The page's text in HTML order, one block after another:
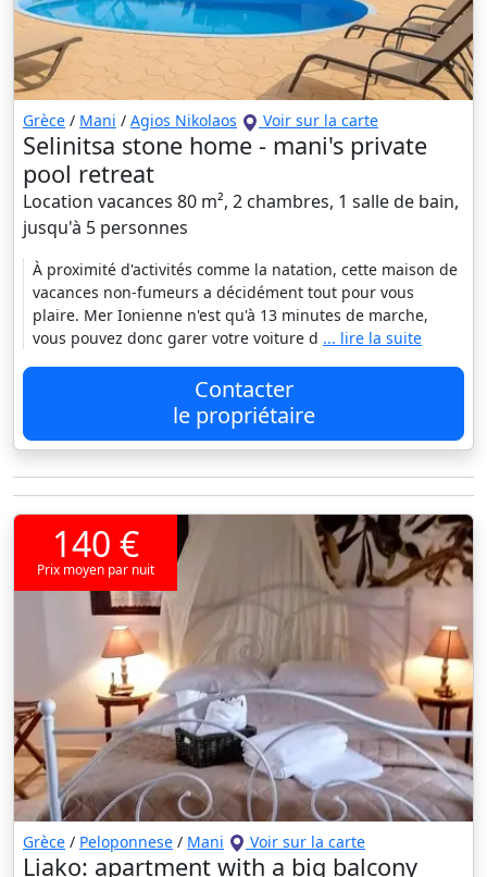
Grèce / Mani / Agios Nikolaos Voir sur la carte
Selinitsa stone home - mani's private
pool retreat
Location vacances 80 m², 2 chambres, 1 salle de bain,
jusqu'à 5 personnes
À proximité d'activités comme la natation, cette maison de
vacances non-fumeurs a décidément tout pour vous
plaire. Mer Ionienne n'est qu'à 13 minutes de marche,
vous pouvez donc garer votre voiture d ... lire la suite
Contacter
le propriétaire
140 €
Prix moyen par nuit
Grèce / Peloponnese / Mani Voir sur la carte
Liako: apartment with a big balcony